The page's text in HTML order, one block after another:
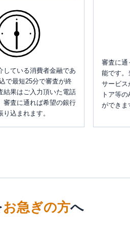
している消費者金融であ
で最短25分で審査が終
結果はご入力頂いた電話
審査に通れば希望の銀行
込まれます。
審査に通
能です。
サービス
トア等
ができま
お急ぎの方へ